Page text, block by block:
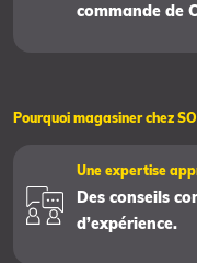
commande de
Pourquoi magasiner chez
Une expertise
Des conseils
d’expérience.